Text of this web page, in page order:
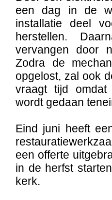
een dag in de
installatie deel
herstellen.
vervangen door
Zodra de
opgelost, zal ook
vraagt tijd
wordt gedaan
Eind juni heeft
een offerte
in de herfst
kerk.